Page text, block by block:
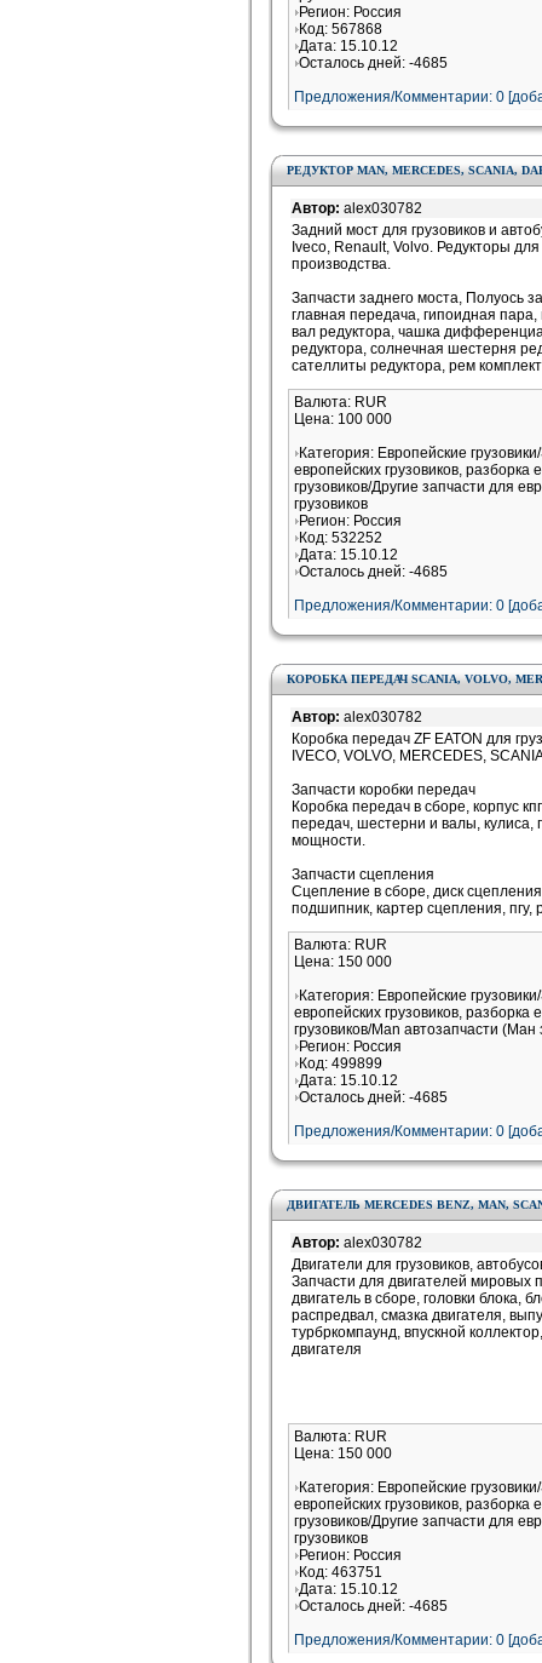
Регион: Россия
Код: 567868
Дата: 15.10.12
Осталось дней: -4685
Предложения/Комментарии: 0
РЕДУКТОР MAN, MERCEDES, SCANIA,
Автор: alex030782
Задний мост для грузовиков и
Iveco, Renault, Volvo. Редукторы
производства.
Запчасти заднего моста, Полуось
главная передача, гипоидная
вал редуктора, чашка
редуктора, солнечная шестерня
сателлиты редуктора, рем
Валюта: RUR
Цена: 100 000
Категория: Европейские
европейских грузовиков, разборка
грузовиков/Другие запчасти для
грузовиков
Регион: Россия
Код: 532252
Дата: 15.10.12
Осталось дней: -4685
Предложения/Комментарии: 0
КОРОБКА ПЕРЕДАЧ SCANIA, VOLVO,
Автор: alex030782
Коробка передач ZF EATON для
IVECO, VOLVO, MERCEDES,
Запчасти коробки передач
Коробка передач в сборе, корпус
передач, шестерни и валы, кулиса,
мощности.
Запчасти сцепления
Сцепление в сборе, диск
подшипник, картер сцепления,
Валюта: RUR
Цена: 150 000
Категория: Европейские
европейских грузовиков, разборка
грузовиков/Man автозапчасти (Ман
Регион: Россия
Код: 499899
Дата: 15.10.12
Осталось дней: -4685
Предложения/Комментарии: 0
ДВИГАТЕЛЬ MERCEDES BENZ, MAN,
Автор: alex030782
Двигатели для грузовиков,
Запчасти для двигателей мировых
двигатель в сборе, головки блока,
распредвал, смазка двигателя,
турбркомпаунд, впускной
двигателя
Валюта: RUR
Цена: 150 000
Категория: Европейские
европейских грузовиков, разборка
грузовиков/Другие запчасти для
грузовиков
Регион: Россия
Код: 463751
Дата: 15.10.12
Осталось дней: -4685
Предложения/Комментарии: 0